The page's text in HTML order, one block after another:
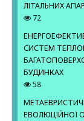
ЛІТАЛЬНИХ
72
СИСТЕМ
БУДИНКАХ
58
ЕВОЛЮЦІЙНОЇ